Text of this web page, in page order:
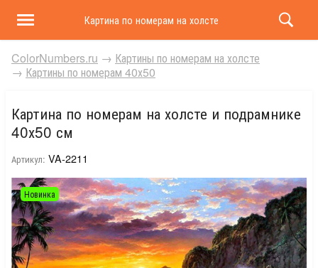
Картина по номерам на холсте и подрамнике 40х50
ColorNumbers.ru → Картины по номерам на холсте
→ Картины по номерам 40х50
Картина по номерам на холсте и подрамнике
40х50 см
Артикул: VA-2211
Новинка